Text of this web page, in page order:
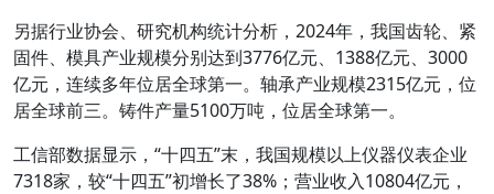
另据行业协会、研究机构统计分析，2024年，我国齿轮、紧
固件、模具产业规模分别达到3776亿元、1388亿元、3000
亿元，连续多年位居全球第一。轴承产业规模2315亿元，位
居全球前三。铸件产量5100万吨，位居全球第一。
工信部数据显示，“十四五”末，我国规模以上仪器仪表企业
7318家，较“十四五”初增长了38%；营业收入10804亿元，